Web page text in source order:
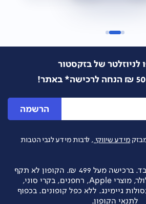
לניוזלטר של בזקסטור
הרשמה
מידע שיווקי , לרבות מידע לגבי הטבות
*לנרשמים חדשים בלבד. ברכישה מעל 499 ₪. הקופון לא תקף
ברכישת מכשירי סלולר, מוצרי Apple, רחפנים, בקרי סוני,
גיימינג. ללא כפל קופונים. בכפוף
לתנאי הקופון.